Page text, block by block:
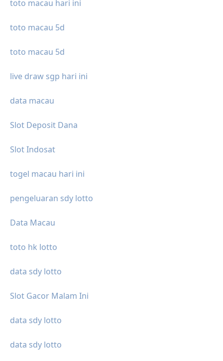
toto macau hari ini
toto macau 5d
toto macau 5d
live draw sgp hari ini
data macau
Slot Deposit Dana
Slot Indosat
togel macau hari ini
pengeluaran sdy lotto
Data Macau
toto hk lotto
data sdy lotto
Slot Gacor Malam Ini
data sdy lotto
data sdy lotto